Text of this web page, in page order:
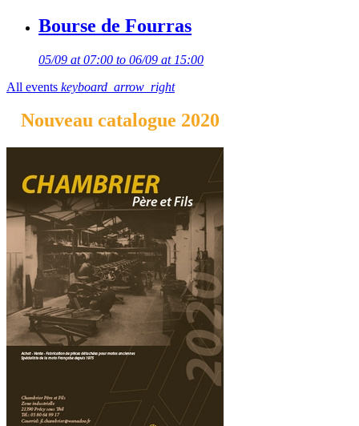
Bourse de Fourras
05/09 at 07:00 to 06/09 at 15:00
All events keyboard_arrow_right
Nouveau catalogue 2020